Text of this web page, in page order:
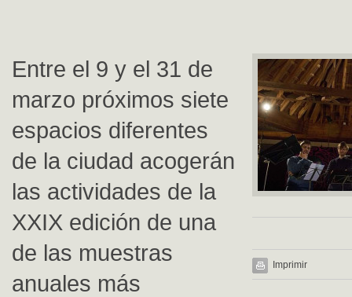
Imprimir
Entre el 9 y el 31 de
marzo próximos siete
espacios diferentes
de la ciudad acogerán
las actividades de la
XXIX edición de una
de las muestras
anuales más